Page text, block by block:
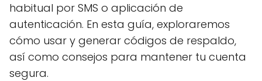
habitual por SMS o aplicación de
autenticación. En esta guía, exploraremos
cómo usar y generar códigos de respaldo,
así como consejos para mantener tu cuenta
segura.